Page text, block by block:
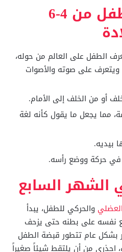
مراحل تطور الطفل من 4-6
الطفل على العالم من حوله،
على صوته والأصوات
أو من الخلف إلى الأمام.
مما يجعل ما يقول كأنه لغة
بيديه.
حركة ووضع رأسه.
السابع
والحركي للطفل، يبدأ
نفسه على بطنه حتى يزحف
عام تتطور قبضة الطفل
احذري من أن يلتقط شيئاً صغيراً